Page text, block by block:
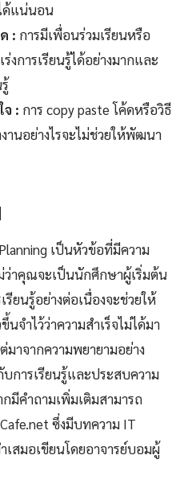
ด้แน่นอน
: การมีเพื่อนร่วมเรียนหรือ
งการเรียนรู้ได้อย่างมากและ
จ : การ copy paste โค้ดหรือวิธี
านอย่างไรจะไม่ช่วยให้พัฒนา
เป็นหัวข้อที่มีความ
าคุณจะเป็นนักศึกษาผู้เริ่มต้น
ยนรู้อย่างต่อเนื่องจะช่วยให้
จำไว้ว่าความสำเร็จไม่ได้มา
มาจากความพยายามอย่าง
ารเรียนรู้และประสบความ
มีคำถามเพิ่มเติมสามารถ
ซึ่งมีบทความ IT
สมอเขียนโดยอาจารย์บอมผู้